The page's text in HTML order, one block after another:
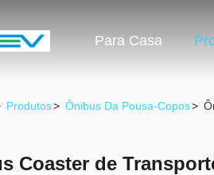
Para Casa
Produtos> Ônibus Da Pousa-Copos>
Coaster de